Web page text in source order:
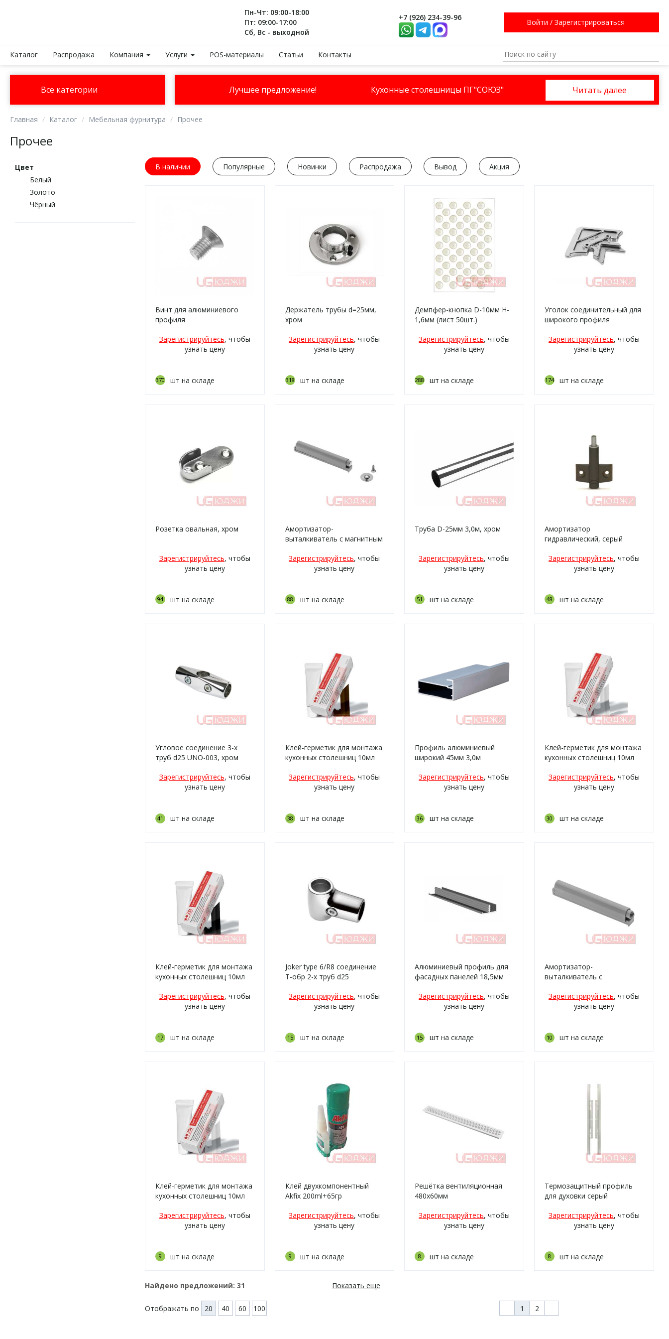
Пн-Чт: 09:00-18:00
Пт: 09:00-17:00
Сб, Вс - выходной
+7 (926) 234-39-96
Войти / Зарегистрироваться
Каталог Распродажа Компания Услуги POS-материалы Статьи Контакты
Все категории Лучшее предложение! Кухонные столешницы ПГ"СОЮЗ" Читать далее
Главная Каталог Мебельная фурнитура Прочее
Прочее
Цвет
Белый
Золото
Чёрный
В наличии Популярные Новинки Распродажа Вывод Акция
Винт для алюминиевого
профиля
Зарегистрируйтесь, чтобы
узнать цену
370 шт на складе
Держатель трубы d=25мм,
хром
Зарегистрируйтесь, чтобы
узнать цену
318 шт на складе
Демпфер-кнопка D-10мм H-
1,6мм (лист 50шт.)
Зарегистрируйтесь, чтобы
узнать цену
288 шт на складе
Уголок соединительный для
широкого профиля
Зарегистрируйтесь, чтобы
узнать цену
174 шт на складе
Розетка овальная, хром
Зарегистрируйтесь, чтобы
узнать цену
94 шт на складе
Амортизатор-
выталкиватель с магнитным
Зарегистрируйтесь, чтобы
узнать цену
88 шт на складе
Труба D-25мм 3,0м, хром
Зарегистрируйтесь, чтобы
узнать цену
51 шт на складе
Амортизатор
гидравлический, серый
Зарегистрируйтесь, чтобы
узнать цену
48 шт на складе
Угловое соединение 3-х
труб d25 UNO-003, хром
Зарегистрируйтесь, чтобы
узнать цену
41 шт на складе
Клей-герметик для монтажа
кухонных столешниц 10мл
Зарегистрируйтесь, чтобы
узнать цену
38 шт на складе
Профиль алюминиевый
широкий 45мм 3,0м
Зарегистрируйтесь, чтобы
узнать цену
36 шт на складе
Клей-герметик для монтажа
кухонных столешниц 10мл
Зарегистрируйтесь, чтобы
узнать цену
30 шт на складе
Клей-герметик для монтажа
кухонных столешниц 10мл
Зарегистрируйтесь, чтобы
узнать цену
17 шт на складе
Joker type 6/R8 соединение
Т-обр 2-х труб d25
Зарегистрируйтесь, чтобы
узнать цену
15 шт на складе
Алюминиевый профиль для
фасадных панелей 18,5мм
Зарегистрируйтесь, чтобы
узнать цену
15 шт на складе
Амортизатор-
выталкиватель с
Зарегистрируйтесь, чтобы
узнать цену
10 шт на складе
Клей-герметик для монтажа
кухонных столешниц 10мл
Зарегистрируйтесь, чтобы
узнать цену
9 шт на складе
Клей двухкомпонентный
Akfix 200ml+65гр
Зарегистрируйтесь, чтобы
узнать цену
9 шт на складе
Решётка вентиляционная
480х60мм
Зарегистрируйтесь, чтобы
узнать цену
8 шт на складе
Термозащитный профиль
для духовки серый
Зарегистрируйтесь, чтобы
узнать цену
8 шт на складе
Найдено предложений: 31
Отображать по 20 40 60 100
Показать еще
1 2